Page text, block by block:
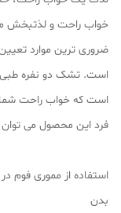
خواب راحت و لذتبخش
ضروری ترین موارد
است. تشک دو نفره طبی
است که خواب راحت شما
فرد این محصول می توان
استفاده از مموری فوم
بدن